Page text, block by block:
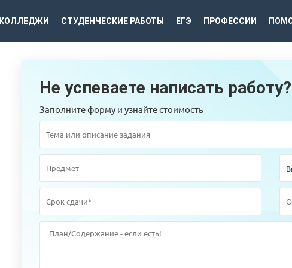
КОЛЛЕДЖИ СТУДЕНЧЕСКИЕ РАБОТЫ ЕГЭ ПРОФЕССИИ
Не успеваете написать работу?
Заполните форму и узнайте стоимость